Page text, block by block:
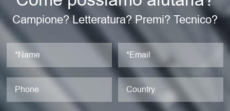
Campione? Letteratura? Premi? Tecnico?